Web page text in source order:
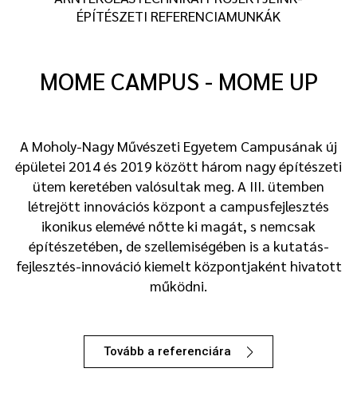
ÉPÍTÉSZETI REFERENCIAMUNKÁK
MOME CAMPUS - MOME UP
A Moholy-Nagy Művészeti Egyetem Campusának új
épületei 2014 és 2019 között három nagy építészeti
ütem keretében valósultak meg. A III. ütemben
létrejött innovációs központ a campusfejlesztés
ikonikus elemévé nőtte ki magát, s nemcsak
építészetében, de szellemiségében is a kutatás-
fejlesztés-innováció kiemelt központjaként hivatott
működni.
Tovább a referenciára